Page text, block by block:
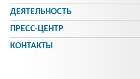
ДЕЯТЕЛЬНОСТЬ
ПРЕСС-ЦЕНТР
КОНТАКТЫ